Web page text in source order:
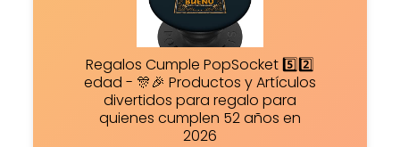
Regalos Cumple PopSocket 5️⃣2️⃣
edad - 🎊🎉 Productos y Artículos
divertidos para regalo para
quienes cumplen 52 años en
2026